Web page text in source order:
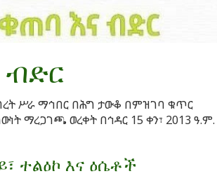
ብድር
ሥራ ማኅበር በሕግ ታውቆ በምዝገባ ቁጥር
ማረጋገጫ ወረቀት በኅዳር 15 ቀን፣ 2013 ዓ.ም.
ተልዕኮ እና ዕሴቶች